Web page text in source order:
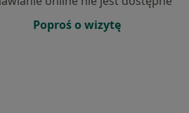
Poproś o wizytę